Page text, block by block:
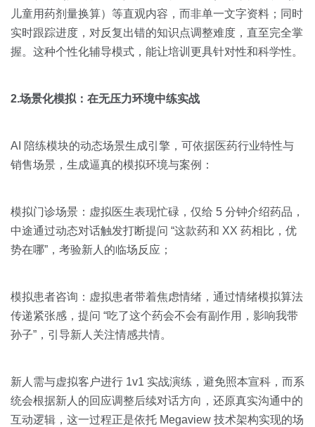
儿童用药剂量换算）等直观内容，而非单一文字资料；同时
实时跟踪进度，对反复出错的知识点调整难度，直至完全掌
握。这种个性化辅导模式，能让培训更具针对性和科学性。
2.场景化模拟：在无压力环境中练实战
AI 陪练模块的动态场景生成引擎，可依据医药行业特性与
销售场景，生成逼真的模拟环境与案例：
模拟门诊场景：虚拟医生表现忙碌，仅给 5 分钟介绍药品，
中途通过动态对话触发打断提问 “这款药和 XX 药相比，优
势在哪”，考验新人的临场反应；
模拟患者咨询：虚拟患者带着焦虑情绪，通过情绪模拟算法
传递紧张感，提问 “吃了这个药会不会有副作用，影响我带
孙子”，引导新人关注情感共情。
新人需与虚拟客户进行 1v1 实战演练，避免照本宣科，而系
统会根据新人的回应调整后续对话方向，还原真实沟通中的
互动逻辑，这一过程正是依托 Megaview 技术架构实现的场